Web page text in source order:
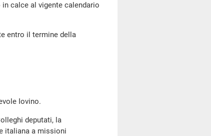
calce al vigente calendario
entro il termine della
Iovino.
deputati, la
italiana a missioni